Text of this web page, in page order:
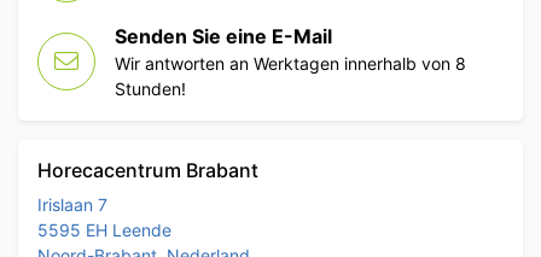
Senden Sie eine E-Mail
Wir antworten an Werktagen innerhalb von 8
Stunden!
Horecacentrum Brabant
Irislaan 7
5595 EH Leende